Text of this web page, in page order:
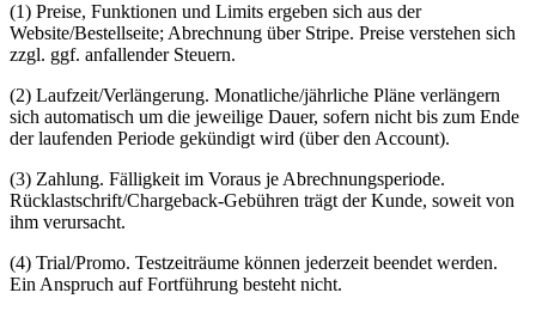
(1) Preise, Funktionen und Limits ergeben sich aus der
Website/Bestellseite; Abrechnung über Stripe. Preise verstehen sich
zzgl. ggf. anfallender Steuern.
(2) Laufzeit/Verlängerung. Monatliche/jährliche Pläne verlängern
sich automatisch um die jeweilige Dauer, sofern nicht bis zum Ende
der laufenden Periode gekündigt wird (über den Account).
(3) Zahlung. Fälligkeit im Voraus je Abrechnungsperiode.
Rücklastschrift/Chargeback-Gebühren trägt der Kunde, soweit von
ihm verursacht.
(4) Trial/Promo. Testzeiträume können jederzeit beendet werden.
Ein Anspruch auf Fortführung besteht nicht.